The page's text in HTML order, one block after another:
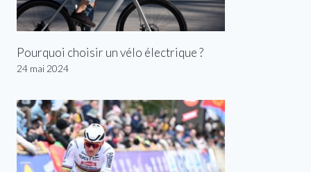
Pourquoi choisir un vélo électrique ?
24 mai 2024